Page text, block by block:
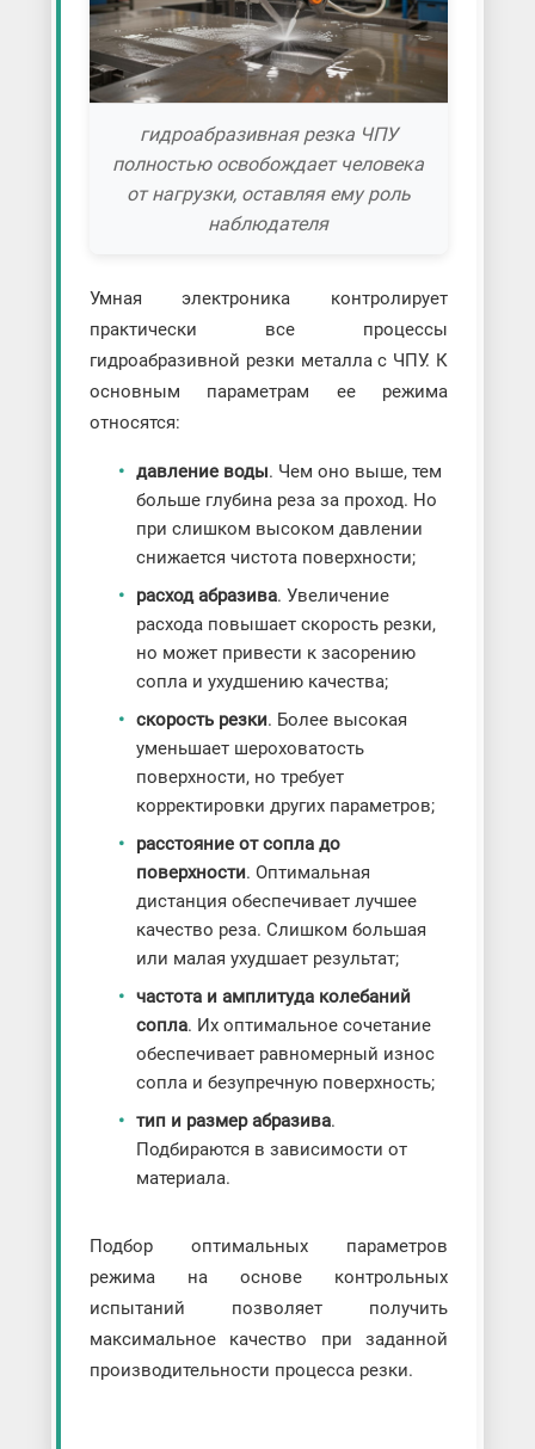
гидроабразивная резка ЧПУ
полностью освобождает человека
от нагрузки, оставляя ему роль
наблюдателя
Умная электроника контролирует
практически все процессы
гидроабразивной резки металла с ЧПУ. К
основным параметрам ее режима
относятся:
давление воды. Чем оно выше, тем
больше глубина реза за проход. Но
при слишком высоком давлении
снижается чистота поверхности;
расход абразива. Увеличение
расхода повышает скорость резки,
но может привести к засорению
сопла и ухудшению качества;
скорость резки. Более высокая
уменьшает шероховатость
поверхности, но требует
корректировки других параметров;
расстояние от сопла до
поверхности. Оптимальная
дистанция обеспечивает лучшее
качество реза. Слишком большая
или малая ухудшает результат;
частота и амплитуда колебаний
сопла. Их оптимальное сочетание
обеспечивает равномерный износ
сопла и безупречную поверхность;
тип и размер абразива.
Подбираются в зависимости от
материала.
Подбор оптимальных параметров
режима на основе контрольных
испытаний позволяет получить
максимальное качество при заданной
производительности процесса резки.